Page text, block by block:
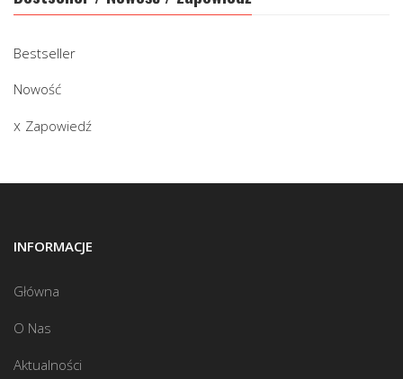
Bestseller
Nowość
Zapowiedź
INFORMACJE
Główna
O Nas
Aktualności